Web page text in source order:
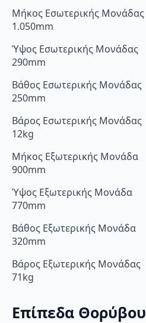
Μήκος Εσωτερικής Μονάδας
1.050mm
Ύψος Εσωτερικής Μονάδας
290mm
Βάθος Εσωτερικής Μονάδας
250mm
Βάρος Εσωτερικής Μονάδας
12kg
Μήκος Εξωτερικής Μονάδα
900mm
Ύψος Εξωτερικής Μονάδα
770mm
Βάθος Εξωτερικής Μονάδα
320mm
Βάρος Εξωτερικής Μονάδας
71kg
Επίπεδα Θορύβου